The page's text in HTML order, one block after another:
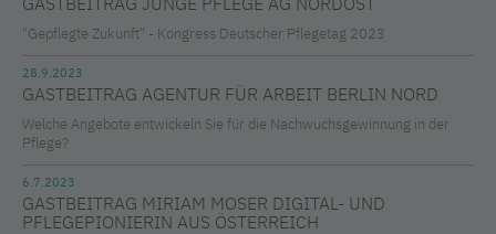
"Gepflegte Zukunft" - Kongress Deutscher Pflegetag 2023
28.9.2023
GASTBEITRAG AGENTUR FÜR ARBEIT BERLIN NORD
Welche Angebote entwickeln Sie für die Nachwuchsgewinnung in der
Pflege?
6.7.2023
GASTBEITRAG MIRIAM MOSER DIGITAL- UND
PFLEGEPIONIERIN AUS ÖSTERREICH